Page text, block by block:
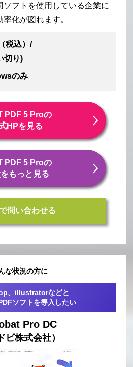
ソフトを使用している企業に
化が図れます。
（税込）/
切り)
のみ
PDF 5 Proの
HPを見る
PDF 5 Proの
もっと見る
問い合わせる
な状況の方に
、illustratorなどと
ソフトを導入したい
Pro DC
ビ株式会社）